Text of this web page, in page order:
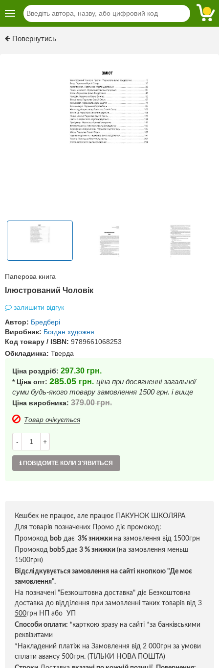
Повернутись
Паперова книга
Ілюстрований Чоловік
залишити відгук
Автор: Бредбері
Виробник: Богдан художня
Код товару / ISBN: 9789661068253
Обкладинка: Тверда
Ціна роздріб: 297.30 грн.
* Ціна опт: 285.05 грн. ціна при досягненні загальної
суми будь-якого товару замовлення 1500 грн. і вище
Ціна виробника: 379.00грн.
Товар очікується
- +
ПОВІДОМТЕ КОЛИ З'ЯВИТЬСЯ
Кешбек не працює, але працює ПАКУНОК ШКОЛЯРА
Для товарів позначених Промо діє промокод:
Промокод bob дає 3% знижки на замовлення від 1500грн
Промокод bob5 дає 3 % знижки (на замовлення меньш
1500грн)
Відслідкувується замовлення на сайті кнопкою "Де моє
замовлення".
На позначені "Безкоштовна доставка" діє Безкоштовна
доставка до відділення при замовленні таких товарів від 3
500грн НП або УП
Способи оплати: *карткою зразу на сайті *за банківськими
реквізитами
*Накладений платіж на Замовлення від 2 000грн за умови
сплати авансу 500грн. (ТІЛЬКИ НОВА ПОШТА)